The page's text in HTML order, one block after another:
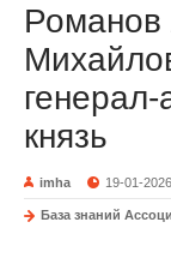
Романов
князь
imha 19-01-
База знаний